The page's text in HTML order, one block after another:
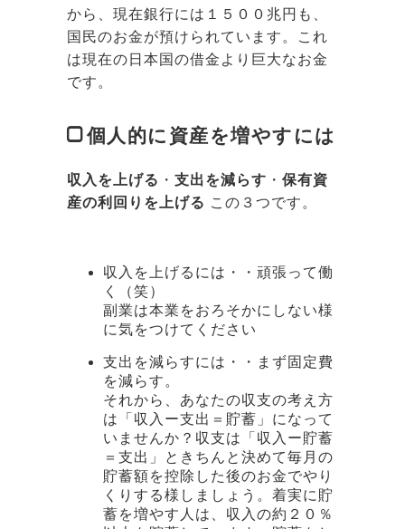
から、現在銀行には１５００兆円も、
国民のお金が預けられています。これ
は現在の日本国の借金より巨大なお金
です。
個人的に資産を増やすには
収入を上げる ・ 支出を減らす ・ 保有資
産の利回りを上げる この３つです。
収入を上げるには・・頑張って働
く（笑）
副業は本業をおろそかにしない様
に気をつけてください
支出を減らすには・・まず固定費
を減らす。
それから、あなたの収支の考え方
は「収入ー支出＝貯蓄」になって
いませんか？収支は「収入ー貯蓄
＝支出」ときちんと決めて毎月の
貯蓄額を控除した後のお金でやり
くりする様しましょう。着実に貯
蓄を増やす人は、収入の約２０％